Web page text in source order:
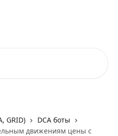
GRID)
DCA боты
движениям цены с